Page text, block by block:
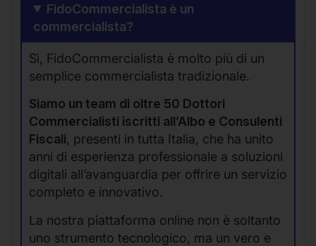
FidoCommercialista è un
commercialista?
Sì, FidoCommercialista è molto più di un
semplice commercialista tradizionale.
Siamo un team di oltre 50 Dottori
Commercialisti iscritti all’Albo e Consulenti
Fiscali, presenti in tutta Italia, che ha unito
anni di esperienza professionale a soluzioni
digitali all’avanguardia per offrire un servizio
completo e innovativo.
La nostra piattaforma online non è soltanto
uno strumento tecnologico, ma un vero e